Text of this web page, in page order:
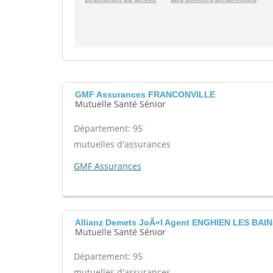
GMF Assurances FRANCONVILLE
Mutuelle Santé Sénior
Département: 95
mutuelles d'assurances
GMF Assurances
Allianz Demets JoÃ«l Agent ENGHIEN LES
Mutuelle Santé Sénior
Département: 95